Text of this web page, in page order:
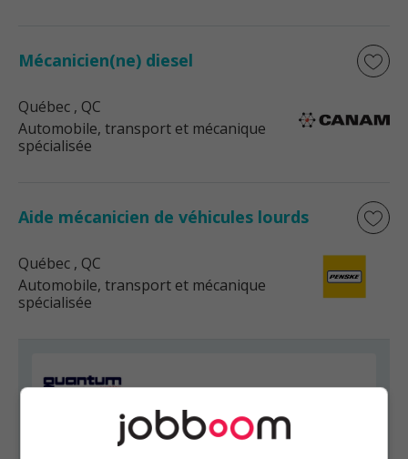
Mécanicien(ne) diesel
Québec , QC
Automobile, transport et mécanique
spécialisée
Aide mécanicien de véhicules lourds
Québec , QC
Automobile, transport et mécanique
spécialisée
AUTOMOBILE, TRANSPORT ET MÉCANIQUE SPÉCIALISÉE
EST PRÉSENTÉ PAR